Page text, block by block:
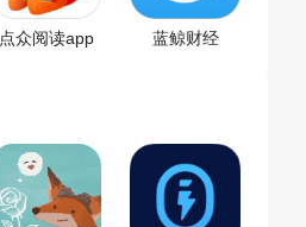
点众阅读app
蓝鲸财经